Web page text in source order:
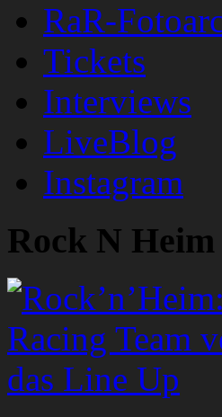
RaR-
Tickets
Interviews
LiveBlog
Instagram
Rock N Heim